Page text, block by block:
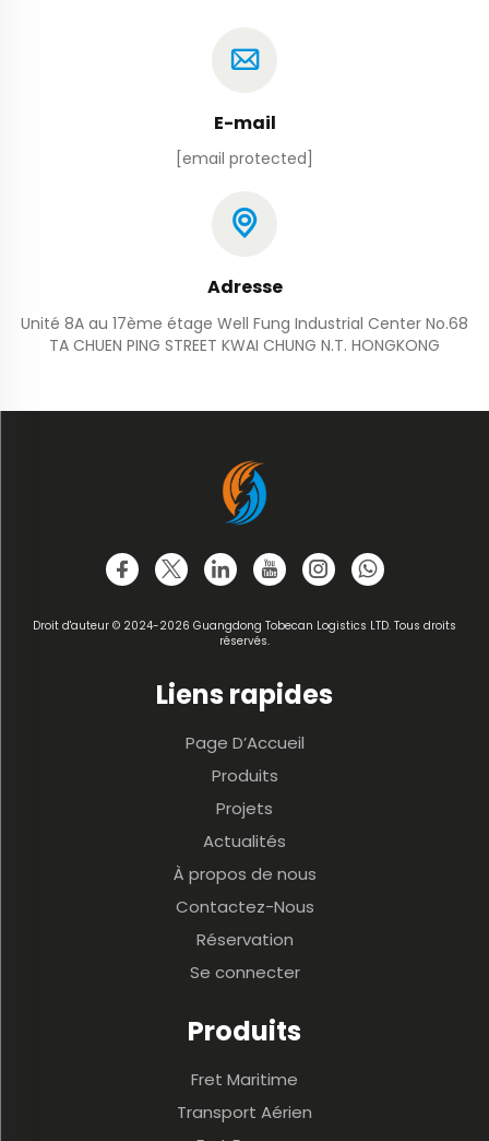
E-mail
[email protected]
Adresse
Unité 8A au 17ème étage Well Fung Industrial Center No.68
TA CHUEN PING STREET KWAI CHUNG N.T. HONGKONG
Droit d'auteur © 2024-2026 Guangdong Tobecan Logistics LTD. Tous droits
réservés.
Liens rapides
Page D’Accueil
Produits
Projets
Actualités
À propos de nous
Contactez-Nous
Réservation
Se connecter
Produits
Fret Maritime
Transport Aérien